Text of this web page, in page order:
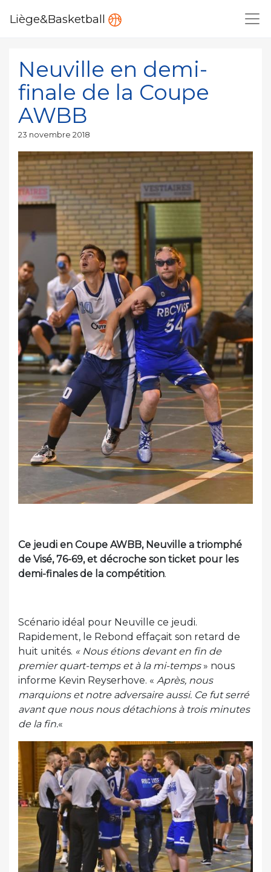
Liège&Basketball
Neuville en demi-
finale de la Coupe
AWBB
Publié
23 novembre 2018
Ce jeudi en Coupe AWBB, Neuville a triomphé
de Visé, 76-69, et décroche son ticket pour les
demi-finales de la compétition.
Scénario idéal pour Neuville ce jeudi.
Rapidement, le Rebond effaçait son retard de
huit unités. « Nous étions devant en fin de
premier quart-temps et à la mi-temps» nous
informe Kevin Reyserhove. « Après, nous
marquions et notre adversaire aussi. Ce fut serré
avant que nous nous détachions à trois minutes
de la fin.«